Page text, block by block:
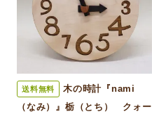
送料無料
木の時計『nami
（なみ）』栃（とち） クォー